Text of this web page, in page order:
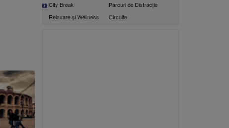
City Break
Parcuri de Distracție
Relaxare și Wellness
Circuite